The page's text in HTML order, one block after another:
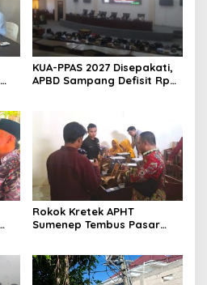
KUA-PPAS 2027 Disepakati,
APBD Sampang Defisit Rp
Rokok Kretek APHT
Sumenep Tembus Pasar